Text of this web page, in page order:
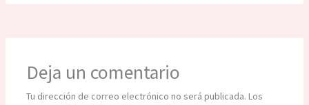
Deja un comentario
Tu dirección de correo electrónico no será publicada. Los